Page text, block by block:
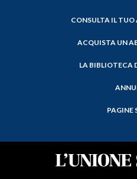
CONSULTA IL
ACQUISTA UN
LA BIBLIOTECA
PAGINE